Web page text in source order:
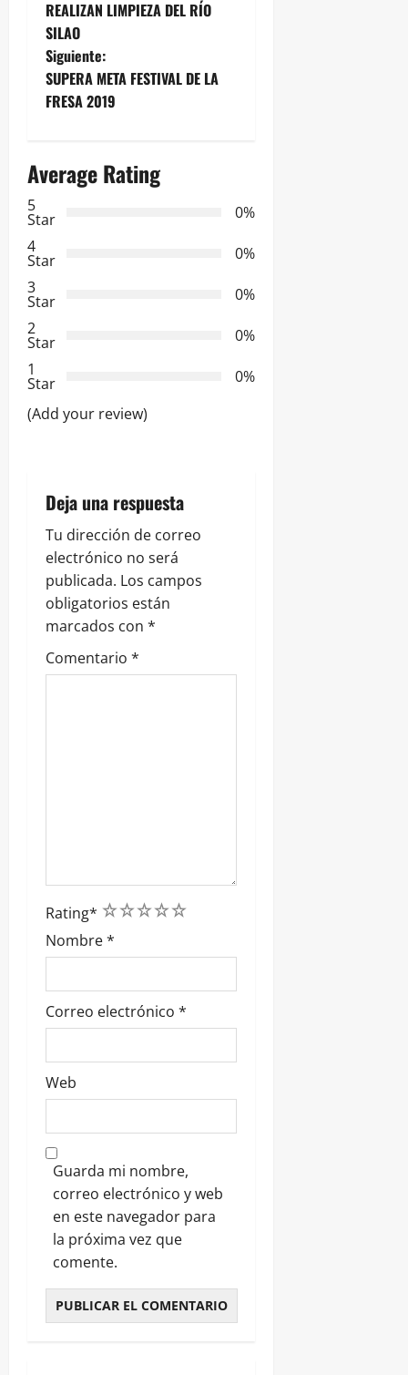
a
v
e
a
c
i
ó
n
d
e
n
t
r
a
d
a
REALIZAN LIMPIEZA DEL RÍO
SILAO
Siguiente:
SUPERA META FESTIVAL DE LA
FRESA 2019
Average Rating
5
Star
0%
4
Star
0%
3
Star
0%
2
Star
0%
1
Star
0%
(Add your review)
Deja una respuesta
Tu dirección de correo
electrónico no será
publicada. Los campos
obligatorios están
marcados con *
Comentario *
Rating* 5
4
3
2
1
Nombre*
Correo electrónico *
Web
Guarda mi nombre,
correo electrónico y web
en este navegador para
la próxima vez que
comente.